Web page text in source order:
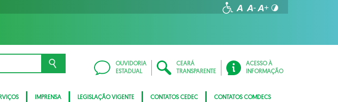
OUVIDORIA
ESTADUAL
CEARÁ
TRANSPARENTE
ACESSO À
INFORMAÇÃO
IMPRENSA LEGISLAÇÃO VIGENTE CONTATOS CEDEC CONTATOS COMDECS